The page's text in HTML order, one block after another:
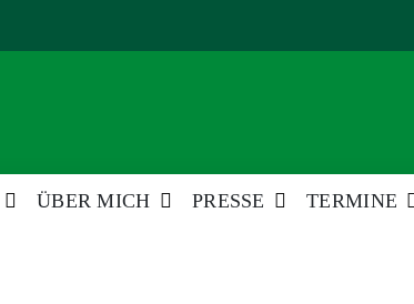
ÜBER MICH PRESSE TERMINE